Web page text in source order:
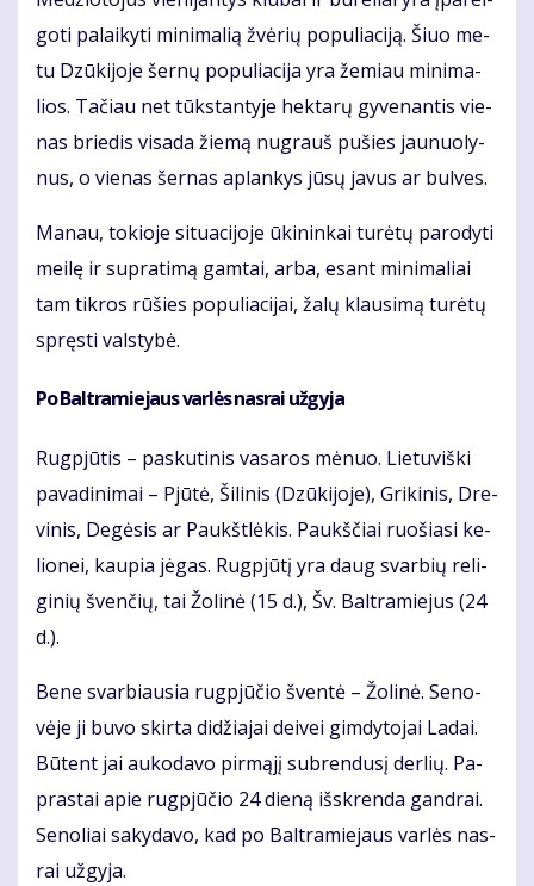
go­ti pa­lai­ky­ti mi­ni­ma­lią žvė­rių po­pu­lia­ci­ją. Šiuo me­
tu Dzū­ki­jo­je šer­nų po­pu­lia­ci­ja yra že­miau mi­ni­ma­
lios. Ta­čiau net tūks­tan­ty­je hek­ta­rų gy­ve­nan­tis vie­
nas brie­dis vi­sa­da žie­mą nu­grauš pu­šies jau­nuo­ly­
nus, o vie­nas šer­nas ap­lan­kys jū­sų ja­vus ar bul­ves.
Ma­nau, to­kio­je si­tu­a­ci­jo­je ūki­nin­kai tu­rė­tų pa­ro­dy­ti
mei­lę ir su­pra­ti­mą gam­tai, ar­ba, esant mi­ni­ma­liai
tam tik­ros rū­šies po­pu­lia­ci­jai, ža­lų klau­si­mą tu­rė­tų
spręs­ti vals­ty­bė.
Po Bal­tra­mie­jaus var­lės nas­rai už­gy­ja
Rug­pjū­tis – pas­ku­ti­nis va­sa­ros mė­nuo. Lie­tu­viš­ki
pa­va­di­ni­mai – Pjū­tė, Ši­li­nis (Dzū­ki­jo­je), Gri­ki­nis, Dre­
vi­nis, De­gė­sis ar Paukšt­lė­kis. Paukš­čiai ruo­šia­si ke­
lio­nei, kau­pia jė­gas. Rug­pjū­tį yra daug svar­bių re­li­
gi­nių šven­čių, tai Žo­li­nė (15 d.), Šv. Bal­tra­mie­jus (24
d.).
Be­ne svar­biau­sia rug­pjū­čio šven­tė – Žo­li­nė. Se­no­
vė­je ji bu­vo skir­ta di­džia­jai dei­vei gim­dy­to­jai La­dai.
Bū­tent jai au­ko­da­vo pir­mą­jį su­bren­du­sį der­lių. Pa­
pras­tai apie rug­pjū­čio 24 die­ną iš­skren­da gan­drai.
Se­no­liai sa­ky­da­vo, kad po Bal­tra­mie­jaus var­lės nas­
rai už­gy­ja.